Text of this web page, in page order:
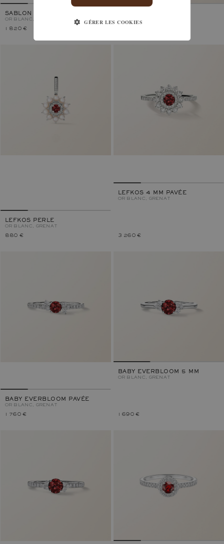
SABLON 4 MM
OR BLANC, GRENAT
1 820 €
LEFKOS PERLE
OR BLANC, GRENAT
880 €
LEFKOS 4 MM PAVÉE
OR BLANC, GRENAT
3 260 €
BABY EVERBLOOM PAVÉE
OR BLANC, GRENAT
1 760 €
BABY EVERBLOOM 5 MM
OR BLANC, GRENAT
1 690 €
GÉRER LES COOKIES